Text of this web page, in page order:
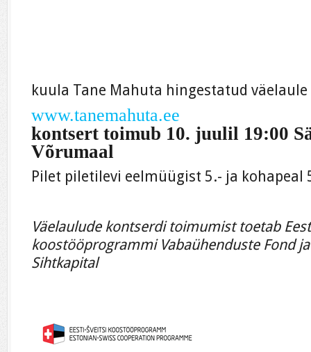
kuula Tane Mahuta hingestatud
www.tanemahuta.ee
kontsert toimub 10. juulil 19:00
Võrumaal
Pilet piletilevi eelmüügist 5.- ja kohapeal
Väelaulude kontserdi toimumist toetab
koostööprogrammi Vabaühenduste Fond
Sihtkapital